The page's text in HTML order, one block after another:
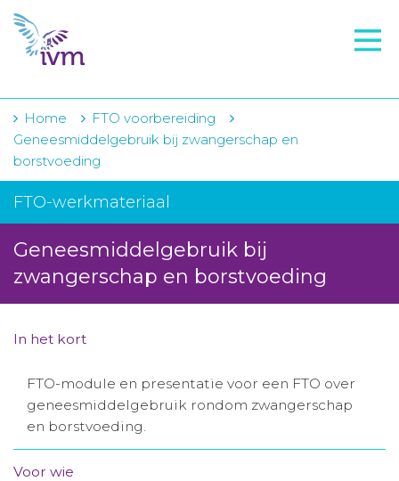
VMI
FTO voorbereiding
IVM-academie
Zorginstellingen
Projecten
Over IVM
Actueel
Contact
Winkelwagentje
Aanmelden nieuwsbrief
Home
FTO voorbereiding
Geneesmiddelgebruik bij zwangerschap en
borstvoeding
FTO-werkmateriaal
Geneesmiddelgebruik bij
zwangerschap en borstvoeding
In het kort
FTO-module en presentatie voor een FTO over
geneesmiddelgebruik rondom zwangerschap
en borstvoeding.
Voor wie